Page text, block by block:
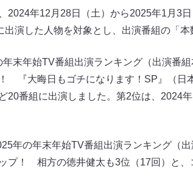
2024年12月28日（土）から2025年1月3
出演した人物を対象とし、出演番組の「
末年始TV番組出演ランキング（出演番
『大晦日もゴチになります！SP』（日
20番組に出演しました。第2位は、2024
年の年末年始TV番組出演ランキング（
プ！ 相方の徳井健太も3位（17回）と